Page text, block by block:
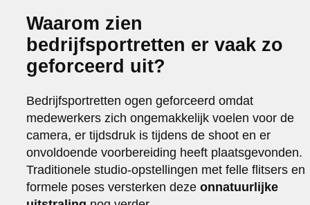
+31650600601
about
Waarom zien
bedrijfsportretten er vaak zo
geforceerd uit?
Bedrijfsportretten ogen geforceerd omdat
medewerkers zich ongemakkelijk voelen voor de
camera, er tijdsdruk is tijdens de shoot en er
onvoldoende voorbereiding heeft plaatsgevonden.
Traditionele studio-opstellingen met felle flitsers en
formele poses versterken dezeonnatuurlijke